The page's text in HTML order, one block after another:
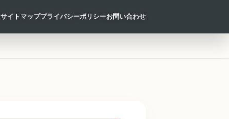
サイトマッププライバシーポリシーお問い合わせ